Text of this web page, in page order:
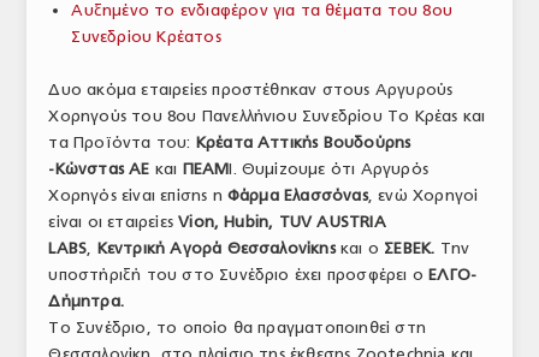
ΠΡΩΤΕΣ ΥΛΕΣ
ΥΠΗΡΕΣΙΕΣ
ΕΜΠΟΡΙΚΟΙ ΑΝΤΙΠΡΟΣΩΠΟΙ
ΝΟΜΟΘΕΣΙΑ
ΕΛΛΗΝΙΚΗ ΝΟΜΟΘΕΣΙΑ
ΕΥΡΩΠΑΪΚΗ ΝΟΜΟΘΕΣΙΑ
Αυξημένο το ενδιαφέρον για τα θέματα του 8ου
Συνεδρίου Κρέατος
Δυο ακόμα εταιρείες προστέθηκαν στους Αργυρούς
Χορηγούς του 8ου Πανελλήνιου Συνεδρίου Το Κρέας και
τα Προϊόντα του: Κρέατα Αττικής Βουδούρης
-Κώνστας ΑΕ και ΠΕΑΜΙ. Θυμίζουμε ότι Αργυρός
Χορηγός είναι επίσης η Φάρμα Ελασσόνας, ενώ Χορηγοί
είναι οι εταιρείεςVion, Hubin, TUV AUSTRIA
LABS, Κεντρική Αγορά Θεσσαλονίκηςκαι ο ΣΕΒΕΚ. Την
υποστήριξή του στο Συνέδριο έχει προσφέρει ο ΕΛΓΟ-
Δήμητρα.
Το Συνέδριο, το οποίο θα πραγματοποιηθεί στη